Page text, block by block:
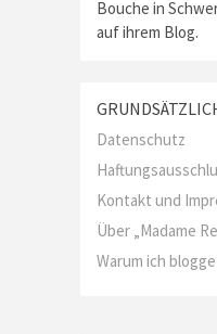
Bouche in
auf ihrem Blog.
Datenschutz
Kontakt und
Über „Madame
Warum ich blogge